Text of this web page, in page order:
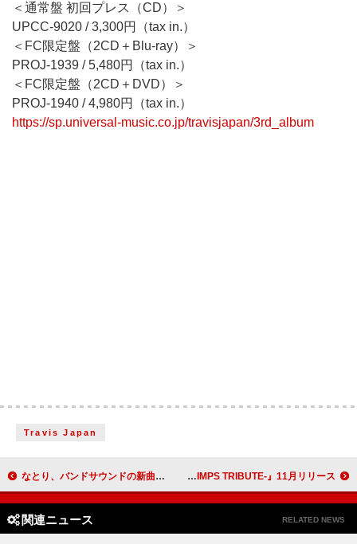
＜通常盤 初回プレス（CD）＞
UPCC-9020 / 3,300円（tax in.）
＜FC限定盤（2CD＋Blu-ray）＞
PROJ-1939 / 5,480円（tax in.）
＜FC限定盤（2CD＋DVD）＞
PROJ-1940 / 4,980円（tax in.）
https://sp.universal-music.co.jp/travisjapan/3rd_album
Travis Japan
なとり、バンドサウンドの新曲「にわかには信じがたいものです」配信リリース RADWIMPSのトリビュートアルバム『Dear Jubilee -RADWIMPS TRIBUTE-』11月リリース
関連ニュース RELATED NEWS